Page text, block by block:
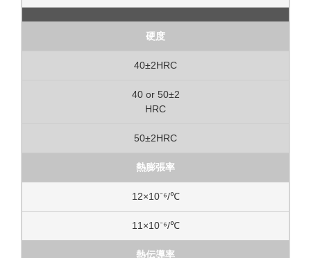
硬度
40±2HRC
40 or 50±2
HRC
50±2HRC
熱膨張率
12×10⁻⁶/℃
11×10⁻⁶/℃
熱伝導率